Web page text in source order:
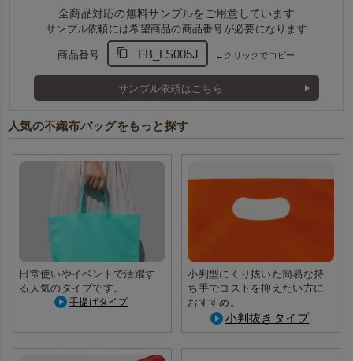
シンプルで落ち着いた色合いは、店舗ラッピングやイベント用
にも最適です。
全商品対応の無料サンプルをご用意しています
サンプル依頼には希望商品の商品番号が必要になります
商品番号 FB_LS005J ←クリックでコピー
サンプル依頼はこちら
人気の不織布バッグをもっと探す
日常使いやイベントで活躍す
る人気のタイプです。
手提げタイプ
小判型にくり抜いた簡易な持
ち手でコストを抑えたい方に
おすすめ。
小判抜きタイプ